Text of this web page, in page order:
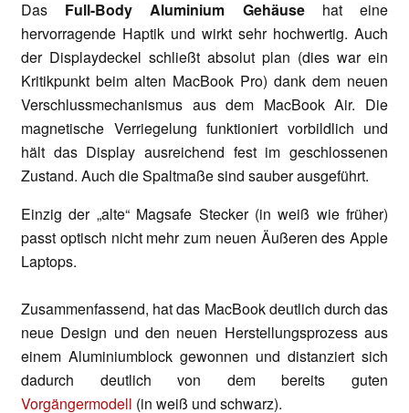
Das Full-Body Aluminium Gehäusehat eine
hervorragende Haptik und wirkt sehr hochwertig. Auch
der Displaydeckel schließt absolut plan (dies war ein
Kritikpunkt beim alten MacBook Pro) dank dem neuen
Verschlussmechanismus aus dem MacBook Air. Die
magnetische Verriegelung funktioniert vorbildlich und
hält das Display ausreichend fest im geschlossenen
Zustand. Auch die Spaltmaße sind sauber ausgeführt.
Einzig der „alte“ Magsafe Stecker (in weiß wie früher)
passt optisch nicht mehr zum neuen Äußeren des Apple
Laptops.
Zusammenfassend, hat das MacBook deutlich durch das
neue Design und den neuen Herstellungsprozess aus
einem Aluminiumblock gewonnen und distanziert sich
dadurch deutlich von dem bereits guten
Vorgängermodell (in weiß und schwarz).